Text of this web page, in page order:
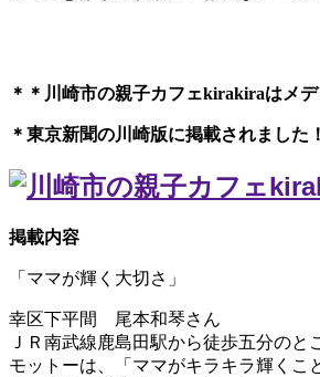
＊＊川崎市の親子カフェkirakiraは メ
＊東京新聞の川崎版に掲載されました！
掲載内容
「ママが輝く大切さ」
幸区下平間 尾本和琴さん
ＪＲ南武線鹿島田駅から徒歩五分の
モットーは、「ママがキラキラ輝くこ